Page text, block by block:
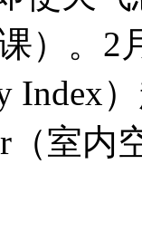
课）。
Index
（室内